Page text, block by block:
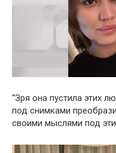
“Зря она пустила этих
под снимками
своими мыслями под